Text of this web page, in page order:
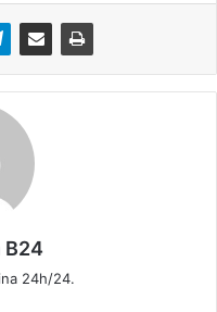
B24
24h/24.